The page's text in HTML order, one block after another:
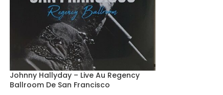
Johnny Hallyday – Live Au Regency
Ballroom De San Francisco